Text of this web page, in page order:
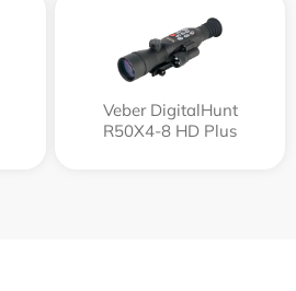
Veber DigitalHunt
R50X4-8 HD Plus